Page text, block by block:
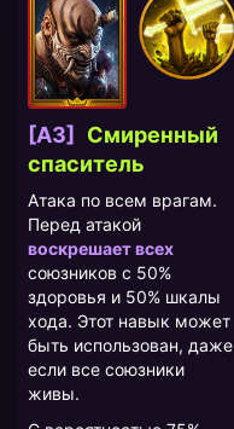
[A3]
Смиренный
спаситель
Атака по всем врагам.
Перед атакой
воскрешает всех
союзников с 50%
здоровья и 50% шкалы
хода. Этот навык может
быть использован, даже
если все союзники
живы.